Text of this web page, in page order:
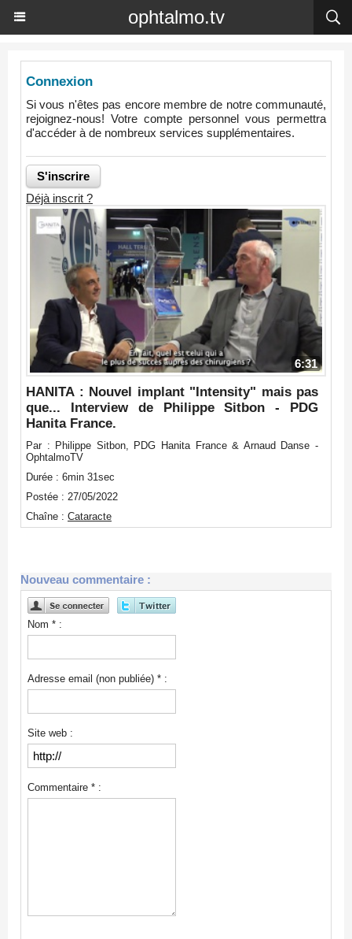
ophtalmo.tv
Connexion
Si vous n'êtes pas encore membre de notre communauté,
rejoignez-nous! Votre compte personnel vous permettra
d'accéder à de nombreux services supplémentaires.
Déjà inscrit ?
6:31
HANITA : Nouvel implant "Intensity" mais pas
que... Interview de Philippe Sitbon - PDG
Hanita France.
Par : Philippe Sitbon, PDG Hanita France & Arnaud Danse -
OphtalmoTV
Durée : 6min 31sec
Postée : 27/05/2022
Chaîne : Cataracte
Nouveau commentaire :
Nom * :
Adresse email (non publiée) * :
Site web :
Commentaire * :